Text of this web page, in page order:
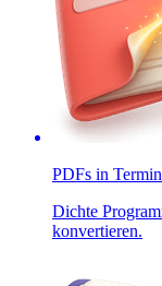
PDFs in
Dichte
konvertieren.